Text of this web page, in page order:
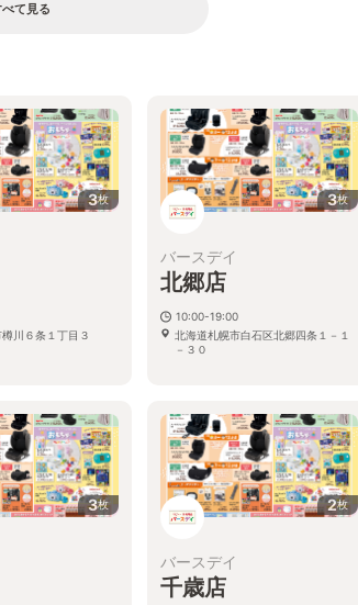
て見る
3枚
川６条１丁目３
3枚
バースデイ
北郷店
10:00-19:00
北海道札幌市白石区北郷四条１－１
－３０
3枚 2枚
バースデイ
千歳店